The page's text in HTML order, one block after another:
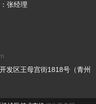
张经理
发区王母宫街1818号（青州